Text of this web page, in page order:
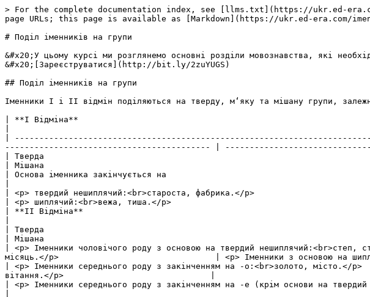
> For the complete documentation index, see [llms.txt](https://ukr.ed-
page URLs; this page is available as [Markdown](https://ukr.ed-era.com/
# Подiл iменникiв на групи
&#x20;У цьому курсі ми розглянемо основні розділи мовознавства, які
&#x20;[Зареєструватися](http://bit.ly/2zuYUGS)
## Поділ іменників на групи
Iменники I i II вiдмiн подiляються на тверду, м‘яку та мiшану групи,
| **I Відміна**
|
------------------------------------------ |
| Тверда
| Мішана
| Основа іменника закінчується на
| <p> твердий нешиплячий:<br>староста, фабрика.</p>
| <p> шиплячий:<br>вежа, тиша.</p>
| **II Відміна**
| Тверда
| Мішана
| <p> Іменники чоловічого роду з основою на твердий
місяць.</p>                                | <p> Іменники з основою на
| <p> Іменники середнього роду з закінченням на -о:<br>золото,
вітання.</p>                              |
| <p> Іменники середнього роду з закінченням на -е (крім основи на